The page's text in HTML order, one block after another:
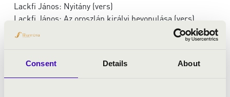
Consent Details About
Lackfi János: Nyitány (vers)
Lackfi János: Az oroszlán királyi bevonulása (vers)
Saint-Säens: Az állatok farsangja - Nyitány és az
Muszorgszkij - Balázs János: Kiscsibék tánca
Lackfi János: Tyúkok és kakasok (vers)